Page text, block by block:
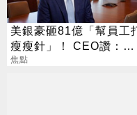
美銀豪砸81億「幫員工
瘦瘦針」！ CEO讚：一
項值得的投資
焦點